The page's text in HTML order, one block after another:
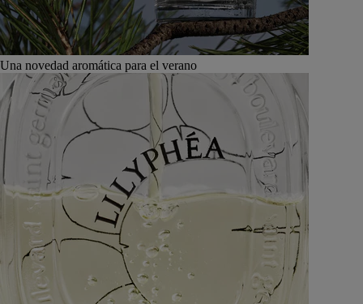
Una novedad aromática para el verano